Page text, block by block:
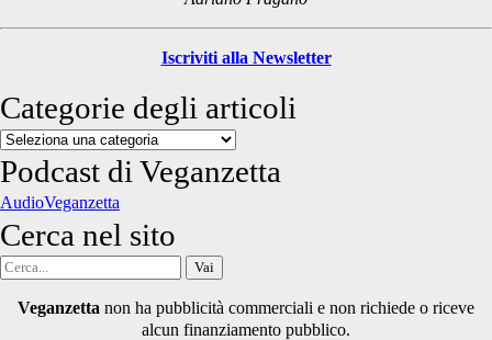
Iscriviti alla Newsletter
Categorie degli articoli
Categorie
degli
articoli
Podcast di Veganzetta
AudioVeganzetta
Cerca nel sito
Cerca
Veganzetta non ha pubblicità commerciali e non richiede o riceve
alcun finanziamento pubblico.